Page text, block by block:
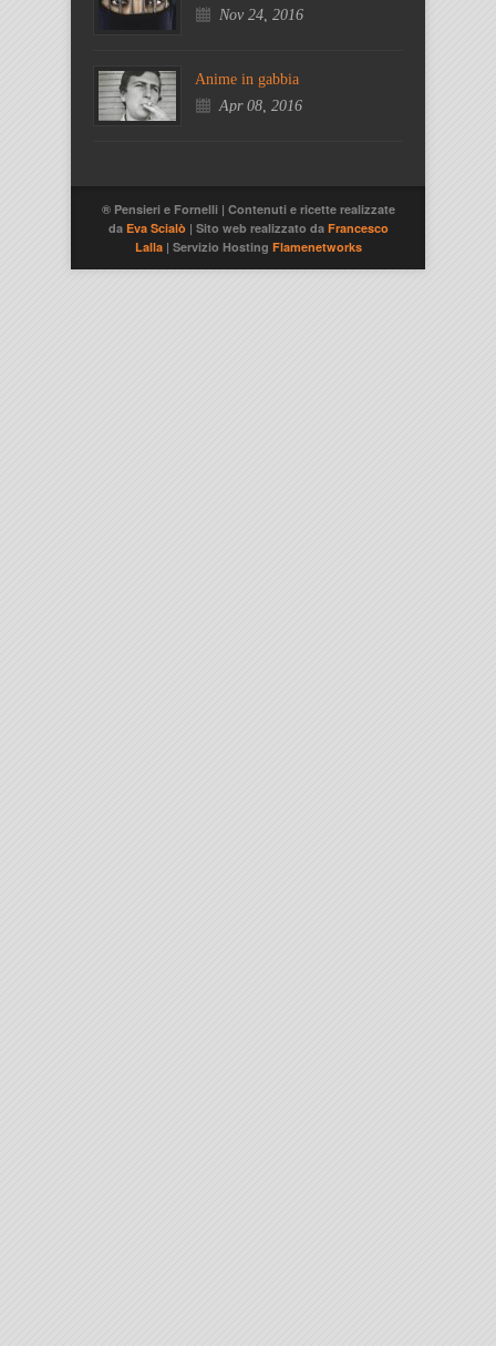
Nov 24, 2016
Anime in gabbia
Apr 08, 2016
® Pensieri e Fornelli | Contenuti e ricette realizzate
da Eva Scialò | Sito web realizzato da Francesco
Lalla | Servizio Hosting Flamenetworks